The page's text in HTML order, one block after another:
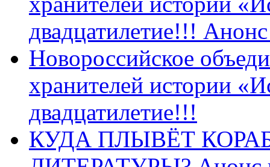
двадцатилетие!!!
Новороссийское
хранителей истории
двадцатилетие!!!
КУДА ПЛЫВЁТ